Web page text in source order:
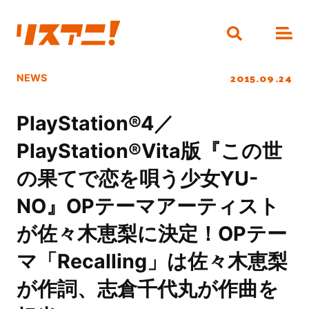
NEWS 2015.09.24
PlayStation®4／
PlayStation®Vita版『この世
の果てで恋を唄う少女YU-
NO』OPテーマアーティスト
が佐々木恵梨に決定！OPテー
マ「Recalling」は佐々木恵梨
が作詞、志倉千代丸が作曲を